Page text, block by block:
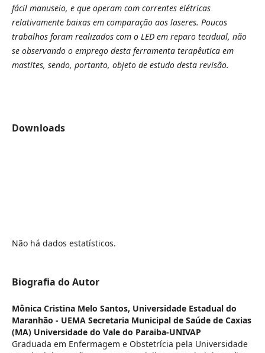
fácil manuseio, e que operam com correntes elétricas
relativamente baixas em comparação aos laseres. Poucos
trabalhos foram realizados com o LED em reparo tecidual, não
se observando o emprego desta ferramenta terapêutica em
mastites, sendo, portanto, objeto de estudo desta revisão.
Downloads
Não há dados estatísticos.
Biografia do Autor
Mônica Cristina Melo Santos, Universidade Estadual do
Maranhão - UEMA Secretaria Municipal de Saúde de Caxias
(MA) Universidade do Vale do Paraiba-UNIVAP
Graduada em Enfermagem e Obstetrícia pela Universidade